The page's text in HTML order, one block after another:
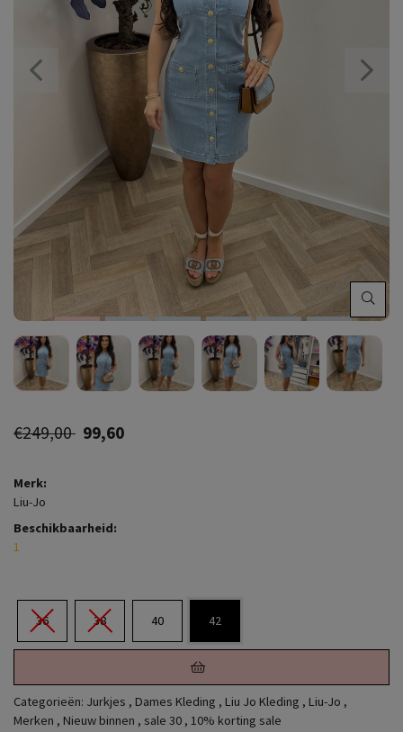
€249,00 99,60
Merk:
Liu-Jo
Beschikbaarheid:
1
36 38 40 42
Categorieën: Jurkjes , Dames Kleding , Liu Jo Kleding , Liu-Jo ,
Merken , Nieuw binnen , sale 30 , 10% korting sale